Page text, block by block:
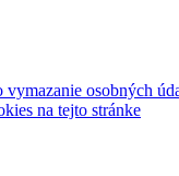
osobných
na tejto stránke